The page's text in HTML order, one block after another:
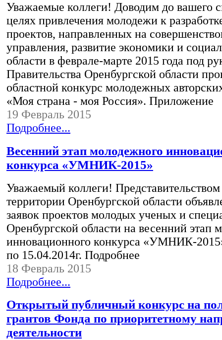
Уважаемые коллеги! Доводим до вашего
целях привлечения молодежи к
проектов, направленных на
управления, развитие экономики и
области в феврале-марте 2015 года под
Правительства Оренбургской области
областной конкурс молодежных
«Моя страна - моя Россия». Приложение
19 Февраль 2015
Подробнее...
Весенний этап молодежного
конкурса «УМНИК-2015»
Уважаемый коллеги!
территории Оренбургской области
заявок проектов молодых ученых и
Оренбургской области на весенний этап
инновационного конкурса «УМНИК-
по 15.04.2014г. Подробнее
18 Февраль 2015
Подробнее...
Открытый публичный конкурс на
грантов Фонда по приоритетному
деятельности